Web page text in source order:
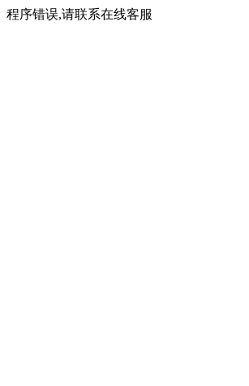
程序错误,请联系在线客服